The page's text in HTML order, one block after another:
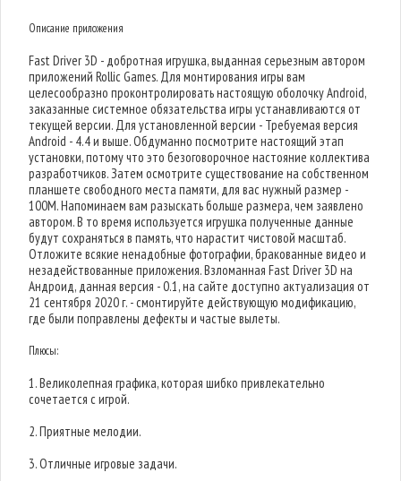
Описание приложения
Fast Driver 3D - добротная игрушка, выданная серьезным автором
приложений Rollic Games. Для монтирования игры вам
целесообразно проконтролировать настоящую оболочку Android,
заказанные системное обязательства игры устанавливаются от
текущей версии. Для установленной версии - Требуемая версия
Android - 4.4 и выше. Обдуманно посмотрите настоящий этап
установки, потому что это безоговорочное настояние коллектива
разработчиков. Затем осмотрите существование на собственном
планшете свободного места памяти, для вас нужный размер -
100M. Напоминаем вам разыскать больше размера, чем заявлено
автором. В то время используется игрушка полученные данные
будут сохраняться в память, что нарастит чистовой масштаб.
Отложите всякие ненадобные фотографии, бракованные видео и
незадействованные приложения. Взломанная Fast Driver 3D на
Андроид, данная версия - 0.1, на сайте доступно актуализация от
21 сентября 2020 г. - смонтируйте действующую модификацию,
где были поправлены дефекты и частые вылеты.
Плюсы:
1. Великолепная графика, которая шибко привлекательно
сочетается с игрой.
2. Приятные мелодии.
3. Отличные игровые задачи.